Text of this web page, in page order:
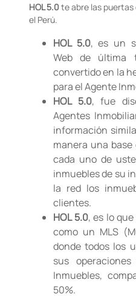
HOL 5.0 te abre las puertas
el Perú.
HOL 5.0, es un
Web de última
convertido en la
para el Agente
HOL 5.0, fue
Agentes
información
manera una
cada uno de
inmuebles de su
la red los
clientes.
HOL 5.0, es lo
como un MLS
donde todos los
sus
Inmuebles,
50%.